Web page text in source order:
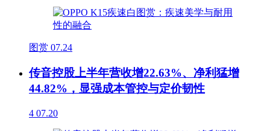
图赏 07.24
传音控股上半年营收增22.63%、净利猛增
44.82%，显强成本管控与定价韧性
4 07.20